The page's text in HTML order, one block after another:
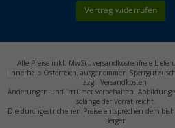
Omnia Kühltasche
Mzmp Leicht & Fit -
Vertrag widerrufen
Alle Preise inkl. MwSt., versandkostenfreie
innerhalb Österreich, ausgenommen
zzgl. Versandkosten.
Änderungen und Irrtümer vorbehalten.
solange der Vorrat reicht.
Die durchgestrichenen Preise entsprechen dem
Berger.